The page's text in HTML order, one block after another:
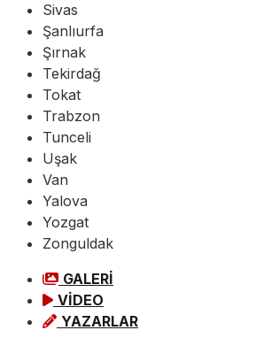
Sivas
Şanlıurfa
Şırnak
Tekirdağ
Tokat
Trabzon
Tunceli
Uşak
Van
Yalova
Yozgat
Zonguldak
GALERİ
VİDEO
YAZARLAR